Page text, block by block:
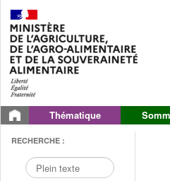
Thématique
RECHERCHE :